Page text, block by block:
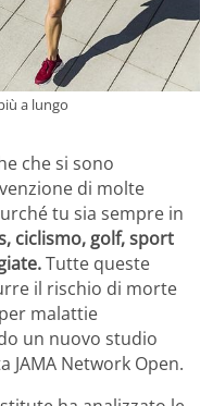
a lungo
che si sono
di molte
tu sia sempre in
ciclismo, golf, sport
Tutte queste
il rischio di morte
malattie
un nuovo studio
Network Open.